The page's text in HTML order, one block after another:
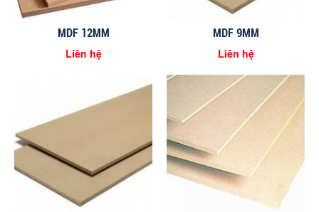
MDF 12MM
Liên hệ
MDF 9MM
Liên hệ